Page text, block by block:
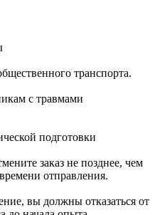
транспорта.
с травмами
подготовки
заказ не позднее, чем
отправления.
вы должны отказаться от